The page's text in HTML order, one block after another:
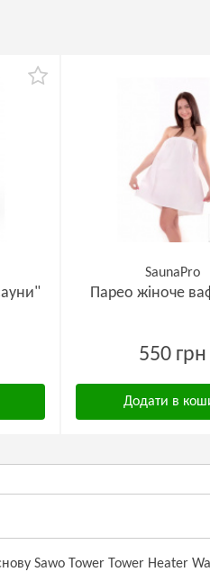
SaunaPro
Парео жіноче
550 грн
Додати в
Sawo Tower Tower Heater